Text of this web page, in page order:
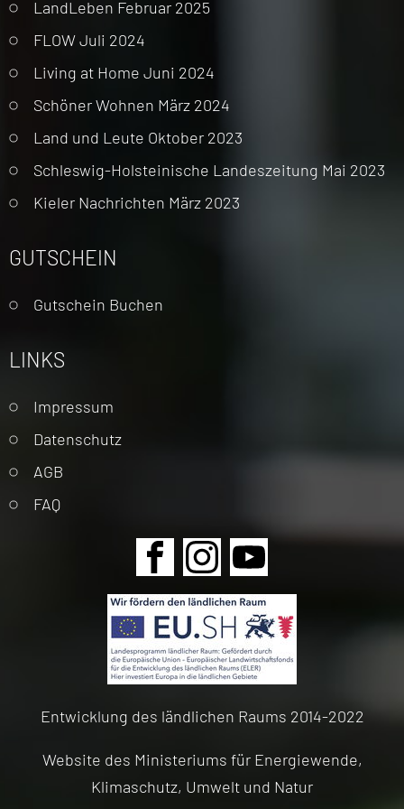
LandLeben Februar 2025
FLOW Juli 2024
Living at Home Juni 2024
Schöner Wohnen März 2024
Land und Leute Oktober 2023
Schleswig-Holsteinische Landeszeitung Mai 2023
Kieler Nachrichten März 2023
GUTSCHEIN
Gutschein Buchen
LINKS
überspringen
Impressum
Datenschutz
AGB
FAQ
Navigation
überspringen
Entwicklung des ländlichen Raums 2014-2022
Website des Ministeriums für Energiewende,
Klimaschutz, Umwelt und Natur